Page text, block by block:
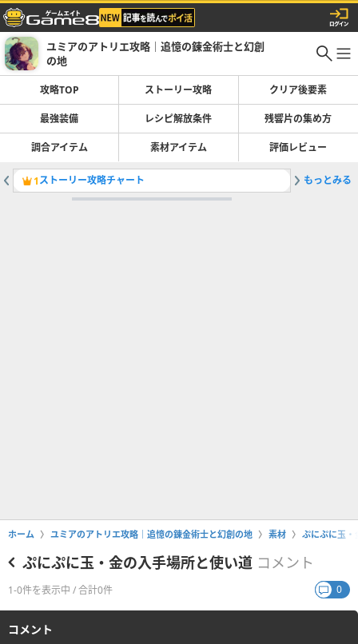
ユミアのアトリエ攻略｜追憶の錬金術士と幻創
の地
攻略TOP ストーリー攻略 クリア後要素
最強装備 レシピ解放条件 残響片の集め方
調合アイテム 素材アイテム 評価レビュー
1ストーリー攻略チャート 2特性合
もっとみる
ホーム ユミアのアトリエ攻略｜追憶の錬金術士と幻創の地 素材 ぷにぷに玉・
ぷにぷに玉・金の入手場所と使い道 コメント
1-0件を表示中 / 合計0件 0
コメント